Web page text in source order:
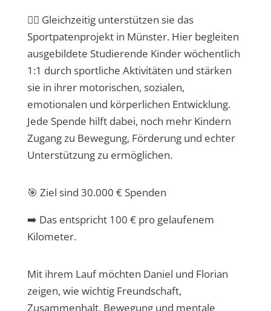
🤸‍♀️ Gleichzeitig unterstützen sie das
Sportpatenprojekt in Münster. Hier begleiten
ausgebildete Studierende Kinder wöchentlich
1:1 durch sportliche Aktivitäten und stärken
sie in ihrer motorischen, sozialen,
emotionalen und körperlichen Entwicklung.
Jede Spende hilft dabei, noch mehr Kindern
Zugang zu Bewegung, Förderung und echter
Unterstützung zu ermöglichen.
🎯 Ziel sind 30.000 € Spenden
➡️ Das entspricht 100 € pro gelaufenem
Kilometer.
Mit ihrem Lauf möchten Daniel und Florian
zeigen, wie wichtig Freundschaft,
Zusammenhalt, Bewegung und mentale